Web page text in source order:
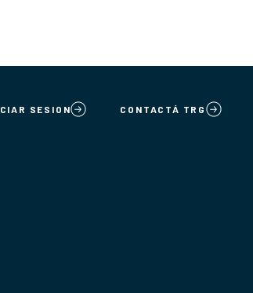
SESION CONTACTÁ TRG